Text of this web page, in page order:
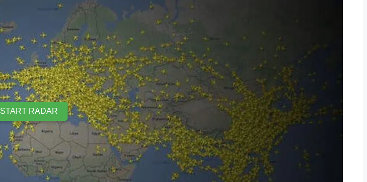
START RADAR